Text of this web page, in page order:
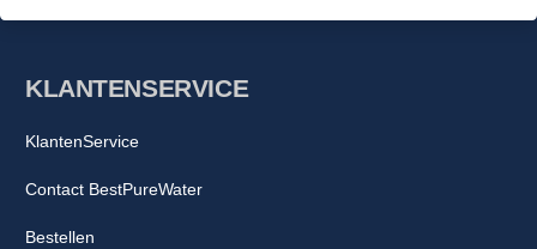
KLANTENSERVICE
KlantenService
Contact BestPureWater
Bestellen